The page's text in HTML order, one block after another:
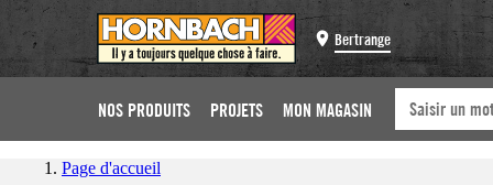
Bertrange
NOS PRODUITS PROJETS MON MAGASIN
Page d'accueil